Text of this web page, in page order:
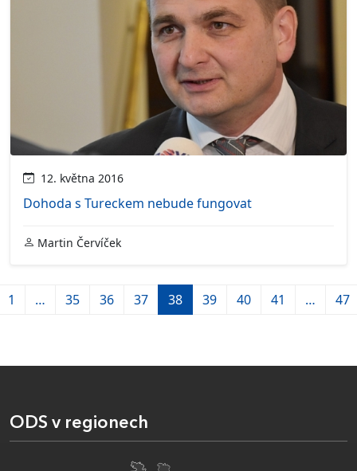
12. května 2016
Dohoda s Tureckem nebude fungovat
Martin Červíček
1 … 35 36 37 38 39 40 41 … 47
ODS v regionech